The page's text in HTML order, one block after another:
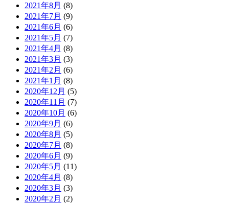
2021年8月 (8)
2021年7月 (9)
2021年6月 (6)
2021年5月 (7)
2021年4月 (8)
2021年3月 (3)
2021年2月 (6)
2021年1月 (8)
2020年12月 (5)
2020年11月 (7)
2020年10月 (6)
2020年9月 (6)
2020年8月 (5)
2020年7月 (8)
2020年6月 (9)
2020年5月 (11)
2020年4月 (8)
2020年3月 (3)
2020年2月 (2)